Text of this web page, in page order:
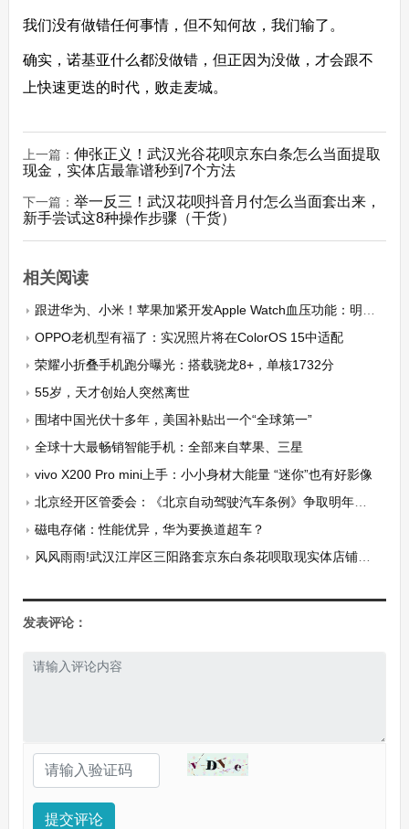
我们没有做错任何事情，但不知何故，我们输了。
确实，诺基亚什么都没做错，但正因为没做，才会跟不
上快速更迭的时代，败走麦城。
上一篇： 伸张正义！武汉光谷花呗京东白条怎么当面提取
现金，实体店最靠谱秒到7个方法
下一篇： 举一反三！武汉花呗抖音月付怎么当面套出来，
新手尝试这8种操作步骤（干货）
相关阅读
跟进华为、小米！苹果加紧开发Apple Watch血压功能：明年亮相
OPPO老机型有福了：实况照片将在ColorOS 15中适配
荣耀小折叠手机跑分曝光：搭载骁龙8+，单核1732分
55岁，天才创始人突然离世
围堵中国光伏十多年，美国补贴出一个“全球第一”
全球十大最畅销智能手机：全部来自苹果、三星
vivo X200 Pro mini上手：小小身材大能量 “迷你”也有好影像
北京经开区管委会：《北京自动驾驶汽车条例》争取明年实施
磁电存储：性能优异，华为要换道超车？
风风雨雨!武汉江岸区三阳路套京东白条花呗取现实体店铺，本地用户推荐！
发表评论：
提交评论